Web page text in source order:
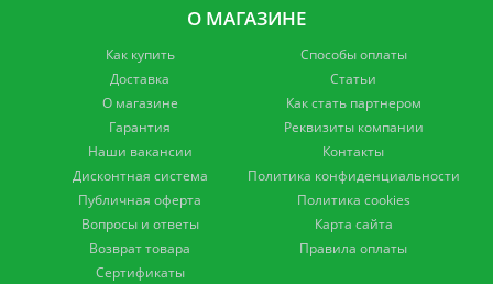
О МАГАЗИНЕ
Как купить
Доставка
О магазине
Гарантия
Наши вакансии
Дисконтная система
Публичная оферта
Вопросы и ответы
Возврат товара
Сертификаты
Способы оплаты
Статьи
Как стать партнером
Реквизиты компании
Контакты
Политика конфиденциальности
Политика cookies
Карта сайта
Правила оплаты